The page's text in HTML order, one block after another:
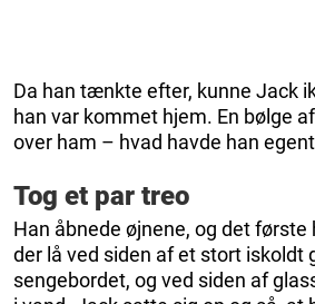
Da han tænkte efter, kunne Jack
han var kommet hjem. En bølge
over ham – hvad havde han
Tog et par treo
Han åbnede øjnene, og det første
der lå ved siden af et stort iskoldt
sengebordet, og ved siden af